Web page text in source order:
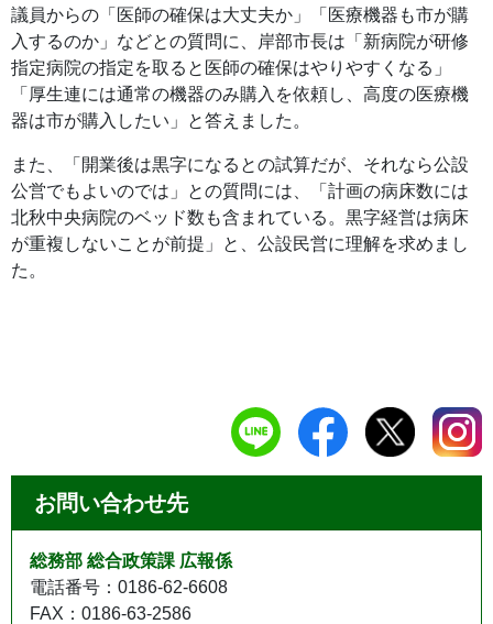
議員からの「医師の確保は大丈夫か」「医療機器も市が購
入するのか」などとの質問に、岸部市長は「新病院が研修
指定病院の指定を取ると医師の確保はやりやすくなる」
「厚生連には通常の機器のみ購入を依頼し、高度の医療機
器は市が購入したい」と答えました。
また、「開業後は黒字になるとの試算だが、それなら公設
公営でもよいのでは」との質問には、「計画の病床数には
北秋中央病院のベッド数も含まれている。黒字経営は病床
が重複しないことが前提」と、公設民営に理解を求めまし
た。
お問い合わせ先
総務部 総合政策課 広報係
電話番号：0186-62-6608
FAX：0186-63-2586